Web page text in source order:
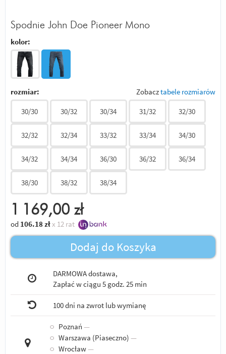
Spodnie John Doe Pioneer Mono
kolor:
rozmiar: Zobacztabele rozmiarów
30/30 30/32 30/34 31/32 32/30
32/32 32/34 33/32 33/34 34/30
34/32 34/34 36/30 36/32 36/34
38/30 38/32 38/34
1 169,00 zł
od 106.18 zł x 12 rat
Dodaj do Koszyka
DARMOWA dostawa,
Zapłać w ciągu5 godz. 25 min
100 dni na zwrot lub wymianę
○ Poznań —
○ Warszawa (Piaseczno) —
○ Wrocław—